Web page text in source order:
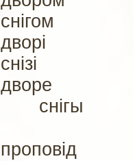
снігом
дворі
снізі
дворе
снігы
проповід